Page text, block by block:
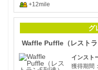
+12mile
グ
Waffle Puffle（レスト
インスト
獲得期間：